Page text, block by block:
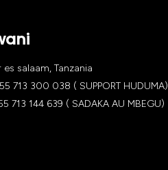
es salaam, Tanzania
713 300 038 ( SUPPORT HUDUMA)
713 144 639 ( SADAKA AU MBEGU)